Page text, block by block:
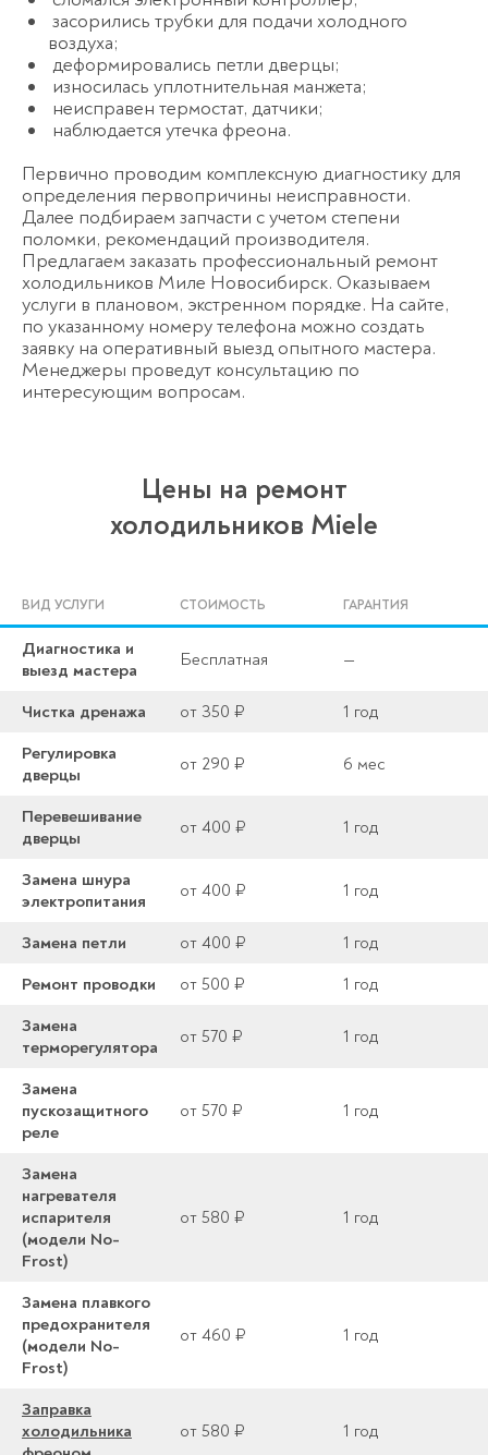
засорились трубки для подачи холодного
воздуха;
деформировались петли дверцы;
износилась уплотнительная манжета;
неисправен термостат, датчики;
наблюдается утечка фреона.
Первично проводим комплексную диагностику для
определения первопричины неисправности.
Далее подбираем запчасти с учетом степени
поломки, рекомендаций производителя.
Предлагаем заказать профессиональный ремонт
холодильников Миле Новосибирск. Оказываем
услуги в плановом, экстренном порядке. На сайте,
по указанному номеру телефона можно создать
заявку на оперативный выезд опытного мастера.
Менеджеры проведут консультацию по
интересующим вопросам.
Цены на ремонт
холодильников Miele
ВИД УСЛУГИ СТОИМОСТЬ ГАРАНТИЯ
Диагностика и
выезд мастера
Бесплатная —
Чистка дренажа от 350 ₽
1 год
Регулировка
дверцы
от 290 ₽ 6 мес
Перевешивание
дверцы
от 400 ₽ 1 год
Замена шнура
электропитания
от 400 ₽ 1 год
Замена петли от 400 ₽
1 год
Ремонт проводки
от 500 ₽
1 год
Замена
терморегулятора
от 570 ₽ 1 год
Замена
пускозащитного
реле
от 570 ₽ 1 год
Замена
нагревателя
испарителя
(модели No-
Frost)
от 580 ₽ 1 год
Замена плавкого
предохранителя
(модели No-
Frost)
от 460 ₽ 1 год
Заправка
холодильника
от 580 ₽ 1 год